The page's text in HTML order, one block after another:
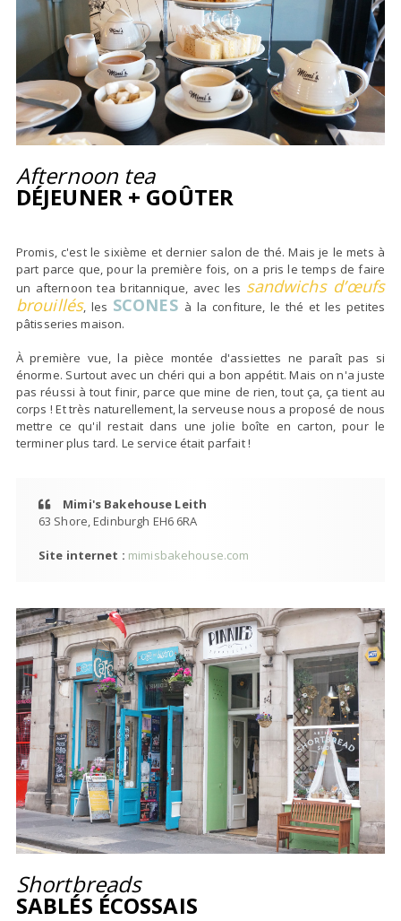
Afternoon tea
DÉJEUNER + GOÛTER
Promis, c'est le sixième et dernier salon de thé. Mais je le mets à
part parce que, pour la première fois, on a pris le temps de faire
un afternoon tea britannique, avec les sandwichs d’œufs
brouillés, les SCONES à la confiture, le thé et les petites
pâtisseries maison.
À première vue, la pièce montée d'assiettes ne paraît pas si
énorme. Surtout avec un chéri qui a bon appétit. Mais on n'a juste
pas réussi à tout finir, parce que mine de rien, tout ça, ça tient au
corps ! Et très naturellement, la serveuse nous a proposé de nous
mettre ce qu'il restait dans une jolie boîte en carton, pour le
terminer plus tard. Le service était parfait !
Mimi's Bakehouse Leith
63 Shore, Edinburgh EH6 6RA
Site internet : mimisbakehouse.com
Shortbreads
SABLÉS ÉCOSSAIS